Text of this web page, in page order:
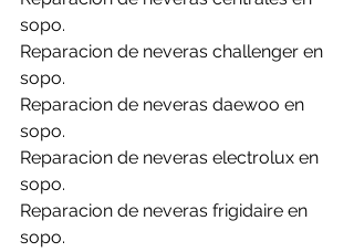
sopo.
Reparacion de neveras challenger en
sopo.
Reparacion de neveras daewoo en
sopo.
Reparacion de neveras electrolux en
sopo.
Reparacion de neveras frigidaire en
sopo.